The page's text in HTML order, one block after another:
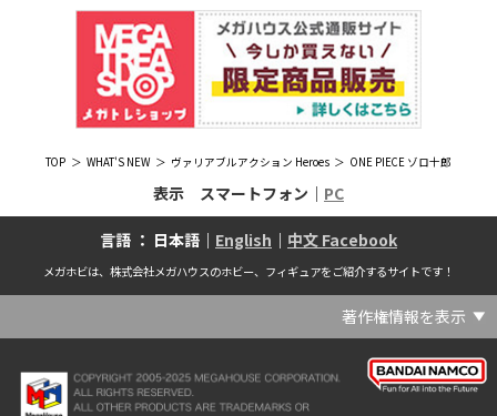
TOP WHAT'S NEW ヴァリアブルアクション Heroes ONE PIECE ゾロ十郎
表示 スマートフォン｜ PC
言語 ： 日本語｜ English ｜ 中文 Facebook
メガホビは、株式会社メガハウスのホビー、フィギュアをご紹介するサイトです！
著作権情報を表示